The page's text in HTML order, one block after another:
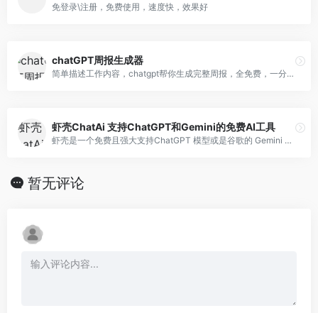
免登录\注册，免费使用，速度快，效果好
chatGPT周报生成器
简单描述工作内容，chatgpt帮你生成完整周报，全免费，一分钟内仅接受 20 次请求
虾壳ChatAi 支持ChatGPT和Gemini的免费AI工具
虾壳是一个免费且强大支持ChatGPT 模型或是谷歌的 Gemini 模型的 AI 聊天工具
暂无评论